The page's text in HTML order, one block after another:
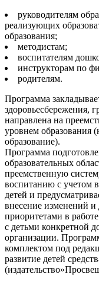
руководителям
реализующих
образования;
методистам;
воспитателям
инструкторам по
родителям.
Программа
здоровьесбережения,
направлена на
уровнем образования
образование).
Программа
образовательных
преемственную
воспитанию с учетом
детей и
внесение изменений и
приоритетами в работе
с детьми конкретной
организации.
комплектом под
развитие детей